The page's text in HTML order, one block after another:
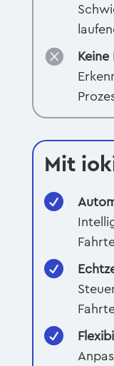

Mit


